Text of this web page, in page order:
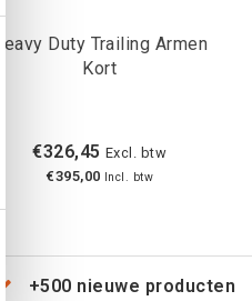
Heavy Duty Trailing Armen
Kort
€326,45 Excl. btw
€395,00 Incl. btw
+500 nieuwe producten